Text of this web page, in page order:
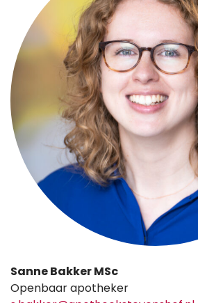
Sanne Bakker MSc
Openbaar apotheker